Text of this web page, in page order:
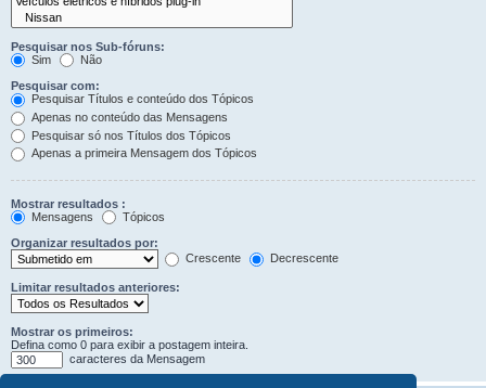
Pesquisar nos Sub-fóruns:
Sim
Não
Pesquisar com:
Pesquisar Títulos e conteúdo dos Tópicos
Apenas no conteúdo das Mensagens
Pesquisar só nos Títulos dos Tópicos
Apenas a primeira Mensagem dos Tópicos
Mostrar resultados :
Mensagens
Tópicos
Organizar resultados por:
Crescente
Decrescente
Limitar resultados anteriores:
Mostrar os primeiros:
Defina como 0 para exibir a postagem inteira.
caracteres da Mensagem